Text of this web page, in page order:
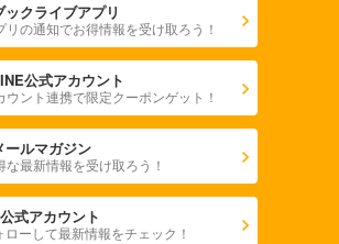
ックライブアプリ
リの通知でお得情報を受け取ろう！
公式アカウント
ウント連携で限定クーポンゲット！
ールマガジン
な最新情報を受け取ろう！
式アカウント
ローして最新情報をチェック！